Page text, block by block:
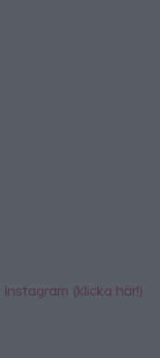
Instagram (klicka här!)